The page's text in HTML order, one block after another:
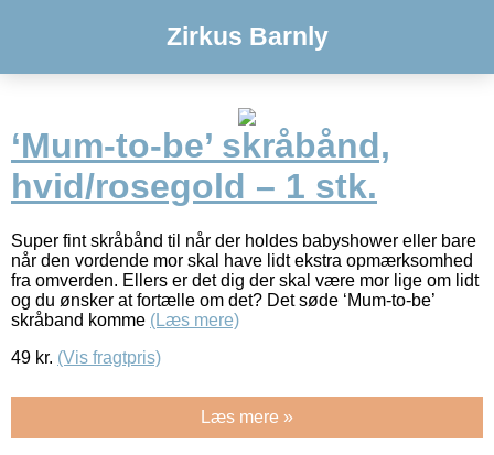
Zirkus Barnly
‘Mum-to-be’ skråbånd,
hvid/rosegold – 1 stk.
Super fint skråbånd til når der holdes babyshower eller bare
når den vordende mor skal have lidt ekstra opmærksomhed
fra omverden. Ellers er det dig der skal være mor lige om lidt
og du ønsker at fortælle om det? Det søde ‘Mum-to-be’
skråband komme (Læs mere)
49 kr. (Vis fragtpris)
Læs mere »